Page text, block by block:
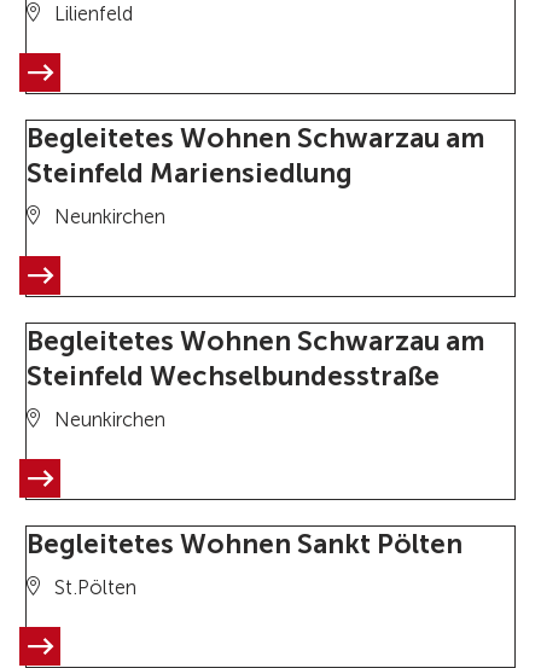
Lilienfeld
Begleitetes Wohnen Schwarzau am
Steinfeld Mariensiedlung
Neunkirchen
Begleitetes Wohnen Schwarzau am
Steinfeld Wechselbundesstraße
Neunkirchen
Begleitetes Wohnen Sankt Pölten
St.Pölten